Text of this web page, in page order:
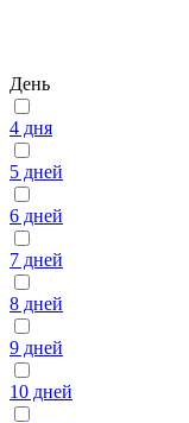
День
4 дня
5 дней
6 дней
7 дней
8 дней
9 дней
10 дней